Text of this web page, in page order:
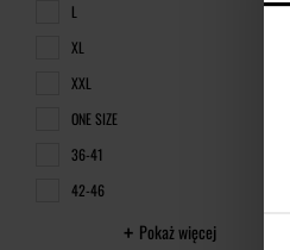
L
XL
XXL
ONE SIZE
36-41
42-46
Pokaż więcej